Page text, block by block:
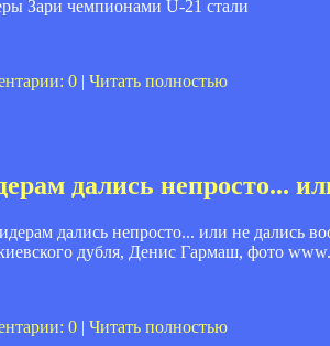
0 | Читать полностью
дались непросто...
дубля, Денис Гармаш, фото
0 | Читать полностью